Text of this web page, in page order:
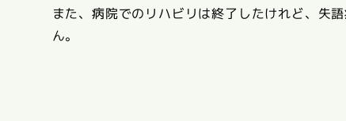
また、病院でのリハビリは終了したけれど、失
ん。